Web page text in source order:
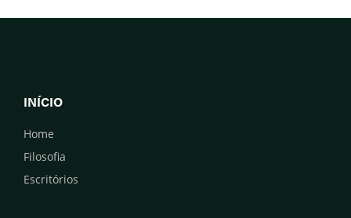
INÍCIO
Home
Filosofia
Escritórios